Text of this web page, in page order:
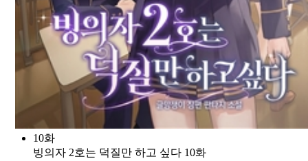
10화
빙의자 2호는 덕질만 하고 싶다 10화